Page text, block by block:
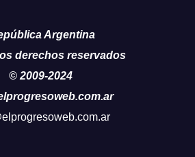
Argentina
derechos reservados
© 2009-2024